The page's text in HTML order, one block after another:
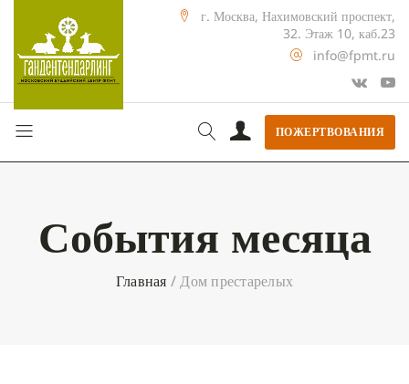
г. Москва, Нахимовский проспект,
32. Этаж 10, каб.23
info@fpmt.ru
ПОЖЕРТВОВАНИЯ
События месяца
Главная /Дом престарелых